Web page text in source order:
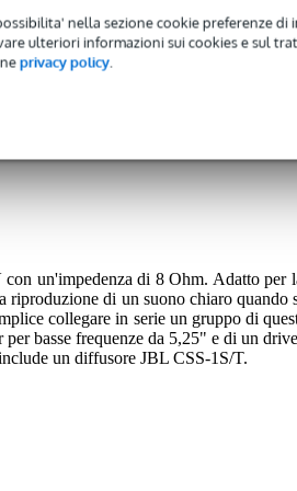
nella sezione cookie preferenze di
ulteriori informazioni sui cookies e sul
privacy policy.
un'impedenza di 8 Ohm. Adatto per
riproduzione di un suono chiaro quando
collegare in serie un gruppo di
basse frequenze da 5,25" e di un
un diffusore JBL CSS-1S/T.